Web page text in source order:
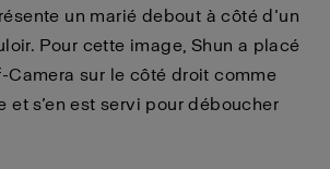
un marié debout à côté d’un
Pour cette image, Shun a placé
Camera sur le côté droit comme
et s’en est servi pour déboucher